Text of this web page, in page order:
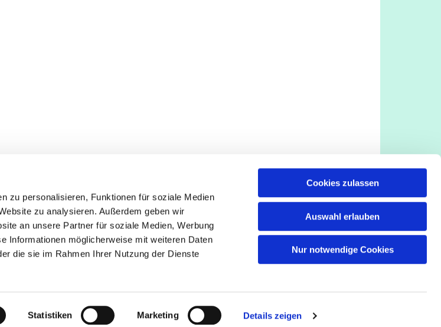
zu personalisieren, Funktionen für soziale Medien
zu analysieren. Außerdem geben wir
an unsere Partner für soziale Medien, Werbung
Informationen möglicherweise mit weiteren Daten
die sie im Rahmen Ihrer Nutzung der Dienste
Statistiken Marketing Details zeigen
Cookies zulassen
Auswahl erlauben
Nur notwendige Cookies
Spenden